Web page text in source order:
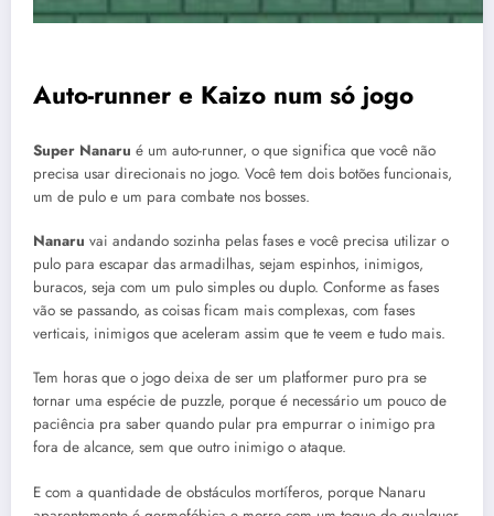
Auto-runner e Kaizo num só jogo
Super Nanaru é um auto-runner, o que significa que você não
precisa usar direcionais no jogo. Você tem dois botões funcionais,
um de pulo e um para combate nos bosses.
Nanaru vai andando sozinha pelas fases e você precisa utilizar o
pulo para escapar das armadilhas, sejam espinhos, inimigos,
buracos, seja com um pulo simples ou duplo. Conforme as fases
vão se passando, as coisas ficam mais complexas, com fases
verticais, inimigos que aceleram assim que te veem e tudo mais.
Tem horas que o jogo deixa de ser um platformer puro pra se
tornar uma espécie de puzzle, porque é necessário um pouco de
paciência pra saber quando pular pra empurrar o inimigo pra
fora de alcance, sem que outro inimigo o ataque.
E com a quantidade de obstáculos mortíferos, porque Nanaru